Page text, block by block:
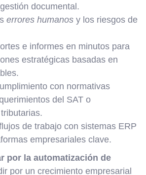
documental.
errores humanos y los riesgos de
e informes en minutos para
estratégicas basadas en
con normativas
del SAT o
de trabajo con sistemas ERP
empresariales clave.
por la automatización de
por un crecimiento empresarial